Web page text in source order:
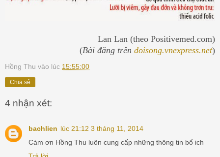
Lan Lan (theo Positivemed.com)
(Bài đăng trên doisong.vnexpress.net)
Hồng Thu vào lúc 15:55:00
Chia sẻ
4 nhận xét:
bachlien lúc 21:12 3 tháng 11, 2014
Cám ơn Hồng Thu luôn cung cấp những thông tin bổ ich